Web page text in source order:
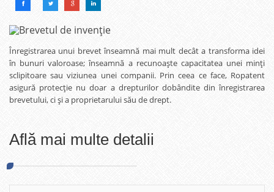
Înregistrarea unui brevet înseamnă mai mult decât a transforma idei
în bunuri valoroase; înseamnă a recunoaște capacitatea unei minți
sclipitoare sau viziunea unei companii. Prin ceea ce face, Ropatent
asigură protecție nu doar a drepturilor dobândite din înregistrarea
brevetului, ci și a proprietarului său de drept.
Află mai multe detalii